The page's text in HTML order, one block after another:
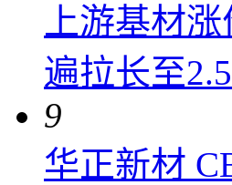
上游基材
遍拉长至
9
华正新材